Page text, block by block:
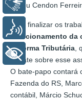
Tadeu Cendon
Para finalizar os
Posicionamento da
Reforma Tributária
debate sobre esse
O bate-papo contará
Fazenda do RS,
contábil, Márcio
Libras
Voz
+